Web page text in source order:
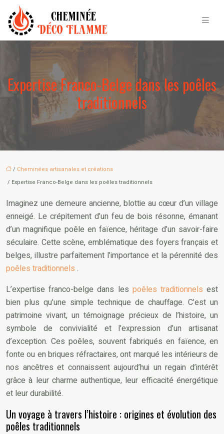
Expertise Franco-Belge dans les poêles
traditionnels
/ Cheminées artisanales et créations
/ Expertise Franco-Belge dans les poêles traditionnels
Imaginez une demeure ancienne, blottie au cœur d’un village
enneigé. Le crépitement d’un feu de bois résonne, émanant
d’un magnifique poêle en faïence, héritage d’un savoir-faire
séculaire. Cette scène, emblématique des foyers français et
belges, illustre parfaitement l’importance et la pérennité des
poêles traditionnels .
L’expertise franco-belge dans les poêles traditionnelsest
bien plus qu’une simple technique de chauffage. C’est un
patrimoine vivant, un témoignage précieux de l’histoire, un
symbole de convivialité et l’expression d’un artisanat
d’exception. Ces poêles, souvent fabriqués en faïence, en
fonte ou en briques réfractaires, ont marqué les intérieurs de
nos ancêtres et connaissent aujourd’hui un regain d’intérêt
grâce à leur charme authentique, leur efficacité énergétique
et leur durabilité.
Un voyage à travers l’histoire : origines et évolution des
poêles traditionnels